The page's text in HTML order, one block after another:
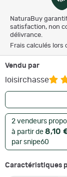
NaturaBuy
satisfaction, non
délivrance.
Frais calculés lors
Vendu par
loisirchasse
2 vendeurs
à partir de 8,10
par snipe60
Caractéristiques